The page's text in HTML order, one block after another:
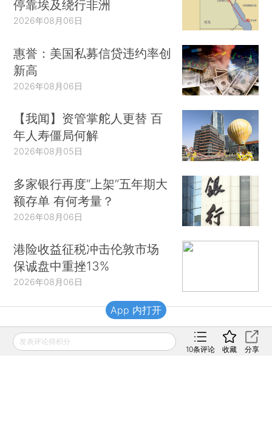
停靠埃及绕行非洲
2026年08月06日
惠誉：美国私募信贷违约率创
新高
2026年08月06日
【我闻】资管掌舵人更替 百
年人寿僵局何解
2026年08月05日
多家银行再度“上架”五年期大
额存单 有何考量？
2026年08月06日
港险收益征税冲击伦敦市场
保诚盘中重挫13%
2026年08月06日
财新移动
发表评论得积分
10条评论 收藏 分享
App 内打开